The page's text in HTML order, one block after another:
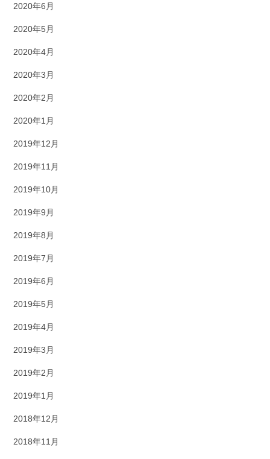
2020年6月
2020年5月
2020年4月
2020年3月
2020年2月
2020年1月
2019年12月
2019年11月
2019年10月
2019年9月
2019年8月
2019年7月
2019年6月
2019年5月
2019年4月
2019年3月
2019年2月
2019年1月
2018年12月
2018年11月